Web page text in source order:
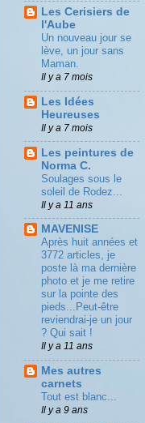
Les Cerisiers de
l'Aube
Un nouveau jour se
lève, un jour sans
Maman.
Il y a 7 mois
Les Idées
Heureuses
Il y a 7 mois
Les peintures de
Norma C.
Soulages sous le
soleil de Rodez...
Il y a 11 ans
MAVENISE
Après huit années et
3772 articles, je
poste là ma dernière
photo et je me retire
sur la pointe des
pieds...Peut-être
reviendrai-je un jour
? Qui sait !
Il y a 11 ans
Mes autres
carnets
Tout est blanc...
Il y a 9 ans